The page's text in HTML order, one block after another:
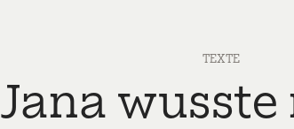
TEXTE
Jana